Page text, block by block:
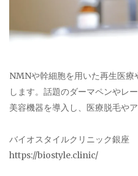
NMNや幹細胞を用いた再生医療
します。話題のダーマペンやレ
美容機器を導入し、医療脱毛や
バイオスタイルクリニック銀座
https://biostyle.clinic/